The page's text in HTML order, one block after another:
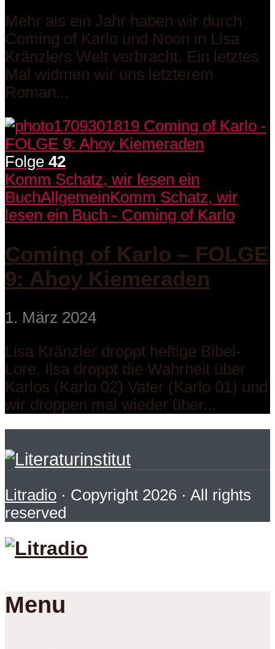
Mehr als ein Jahr haben wir durch
Coming of Karlo und Noon in Lisa
Kränzlers Welt verbracht. Ein letztes
Mal widmen wir uns letzterem
Roman...
Folge 42
Komm Schatz, wir lesen ein
BuchAllgemeinKomm Schatz, wir
lesen ein Buch - Coming of Karlo
Coming of Karlo – FOLGE
9: Ahoy Kiemeraden
1. März 2024
Lisa Kränzler droppt heftige Bibel-
Lore, Ilsa droppt die Wahrheit über
Karlos (Karlo 02) Vater (Karlo 01) und
wir droppen mal wieder über...
Litradio · Copyright 2026 · All rights
reserved
Menu